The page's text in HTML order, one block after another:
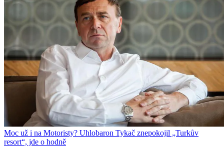
Moc už i na Motoristy? Uhlobaron Tykač znepokojil „Turkův
resort“, jde o hodně